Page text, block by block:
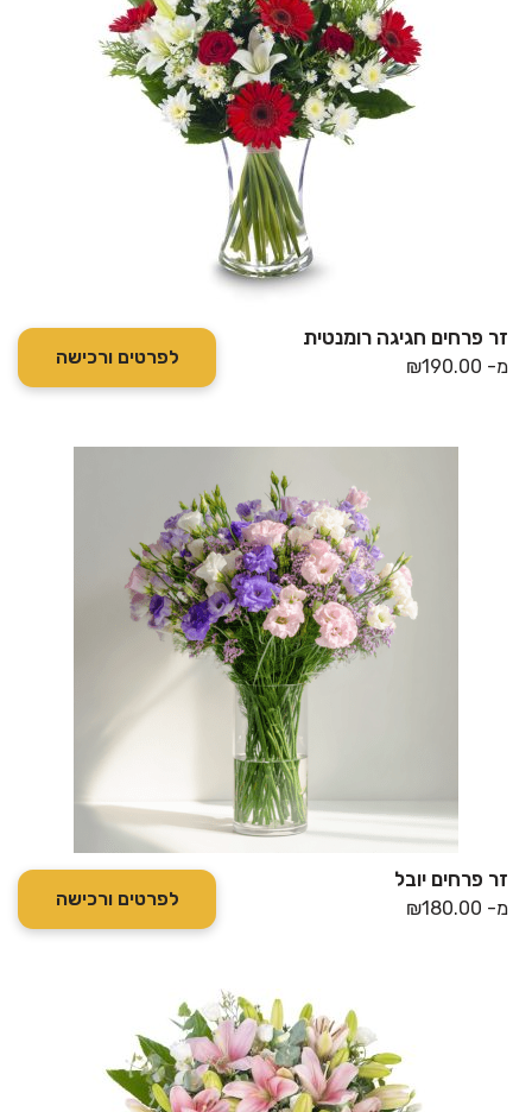
זר פרחים חגיגה רומנטית
מ- ₪190.00 לפרטים ורכישה
זר פרחים יובל
מ- ₪180.00 לפרטים ורכישה